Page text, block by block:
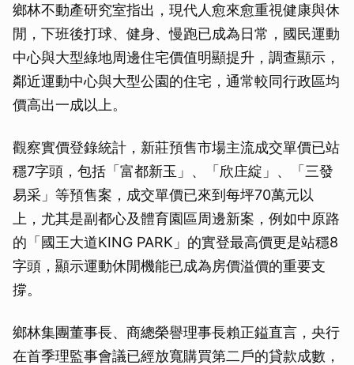
鄉林不動產研究室指出，現代人愈來愈重視健康與休
閒，下班後打球、健身、慢跑已成為日常，國民運動
中心與大型綠地周邊住宅價值明顯提升，調查顯示，
鄰近運動中心與大型公園的住宅，通常較同行政區均
價高出一成以上。
觀察實價登錄統計，新莊預售市場主流成交單價已站
穩7字頭，包括「富都新玉」、「欣庄綻」、「三發
易采」等預售案，成交單價已來到每坪70萬元以
上，尤其是副都心及體育園區周邊新案，例如中原路
的「國王大道KING PARK」的實登最高價更是站穩8
字頭，顯示運動休閒機能已成為房價溢價的重要支
撐。
鄉林集團董事長、商總榮譽理事長賴正鎰直言，央行
在首季理監事會議已經放寬購買第二戶的貸款成數，